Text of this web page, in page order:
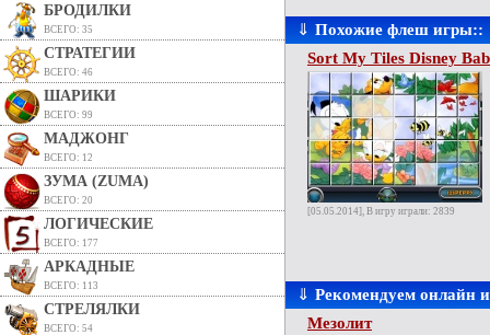
БРОДИЛКИ
ВСЕГО: 35
СТРАТЕГИИ
ВСЕГО: 46
ШАРИКИ
ВСЕГО: 99
МАДЖОНГ
ВСЕГО: 12
ЗУМА (ZUMA)
ВСЕГО: 20
ЛОГИЧЕСКИЕ
ВСЕГО: 177
АРКАДНЫЕ
ВСЕГО: 113
СТРЕЛЯЛКИ
ВСЕГО: 54
⇓ Похожие флеш игры::
Sort My Tiles Disney
[05.05.2014], В игру играли: 2839
⇓ Рекомендуем онлайн
Мезолит